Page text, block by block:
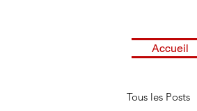
Accueil
Tous les Posts